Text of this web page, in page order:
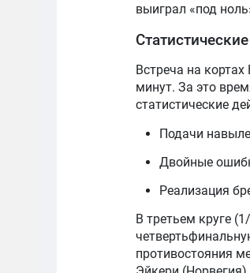
выиграл «под
Встреча на
минут. За это
статистические
Подачи
Двойные
Реализация
В третьем круге
противостояния